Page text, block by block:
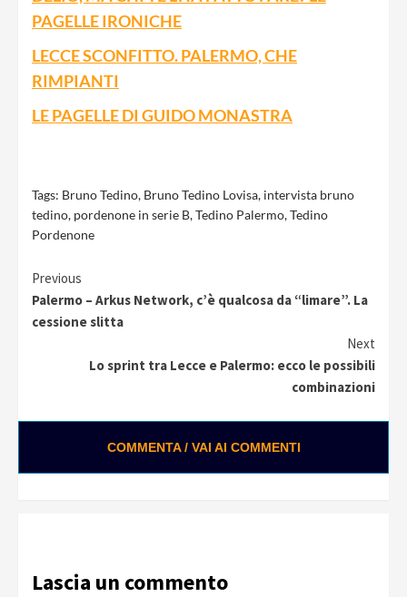
PAGELLE IRONICHE
LECCE SCONFITTO. PALERMO, CHE
RIMPIANTI
LE PAGELLE DI GUIDO MONASTRA
Tags: Bruno Tedino, Bruno Tedino Lovisa, intervista bruno
tedino, pordenone in serie B,Tedino Palermo,Tedino
Pordenone
Continue
Reading
Previous
Palermo – Arkus Network, c’è qualcosa da “limare”. La
cessione slitta
Next
Lo sprint tra Lecce e Palermo: ecco le possibili
combinazioni
COMMENTA / VAI AI COMMENTI
Lascia un commento